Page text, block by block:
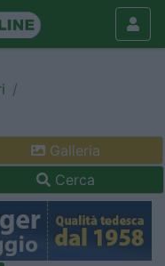
Galleria
Cerca